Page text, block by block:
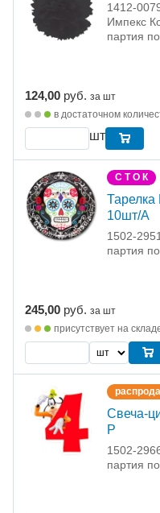
1412-
Импекс
партия
124,00 руб. за шт
в достаточном
шт
С Т О К
10шт/A
1502-
партия
245,00 руб. за шт
присутствует на
Свеча-
Р
1502-
партия